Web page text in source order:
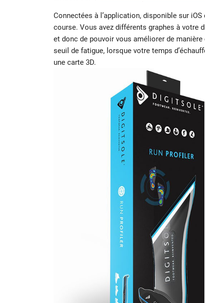
Connectées à l’application, disponible sur
course. Vous avez différents graphes à votre
et donc de pouvoir vous améliorer de
seuil de fatigue, lorsque votre temps
une carte 3D.